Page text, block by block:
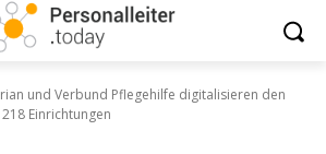
und Verbund Pflegehilfe digitalisieren den
Einrichtungen